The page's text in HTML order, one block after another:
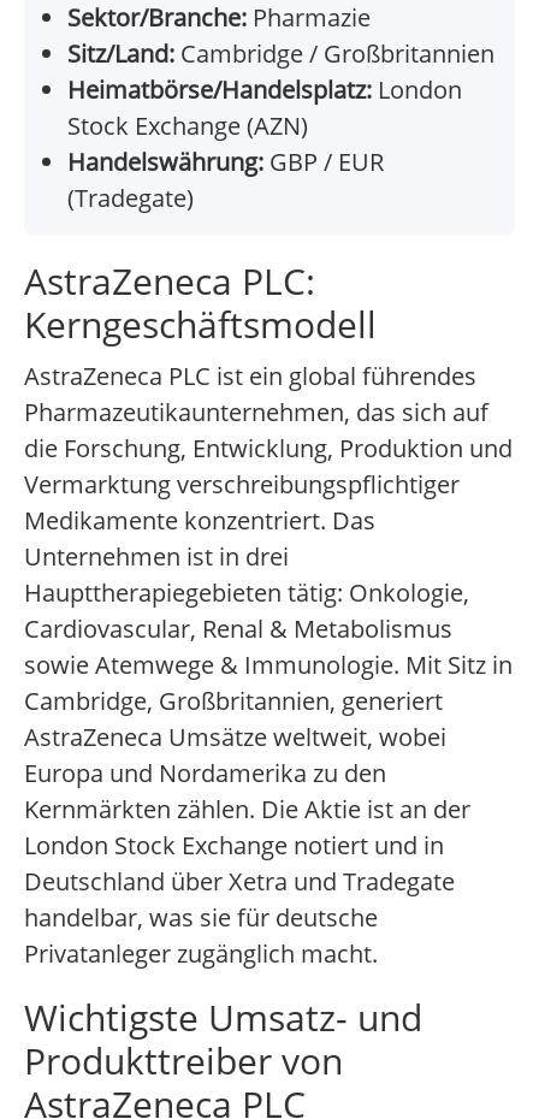
Sektor/Branche: Pharmazie
Sitz/Land: Cambridge / Großbritannien
Heimatbörse/Handelsplatz: London
Stock Exchange (AZN)
Handelswährung: GBP / EUR
(Tradegate)
AstraZeneca PLC:
Kerngeschäftsmodell
AstraZeneca PLC ist ein global führendes
Pharmazeutikaunternehmen, das sich auf
die Forschung, Entwicklung, Produktion und
Vermarktung verschreibungspflichtiger
Medikamente konzentriert. Das
Unternehmen ist in drei
Haupttherapiegebieten tätig: Onkologie,
Cardiovascular, Renal & Metabolismus
sowie Atemwege & Immunologie. Mit Sitz in
Cambridge, Großbritannien, generiert
AstraZeneca Umsätze weltweit, wobei
Europa und Nordamerika zu den
Kernmärkten zählen. Die Aktie ist an der
London Stock Exchange notiert und in
Deutschland über Xetra und Tradegate
handelbar, was sie für deutsche
Privatanleger zugänglich macht.
Wichtigste Umsatz- und
Produkttreiber von
AstraZeneca PLC